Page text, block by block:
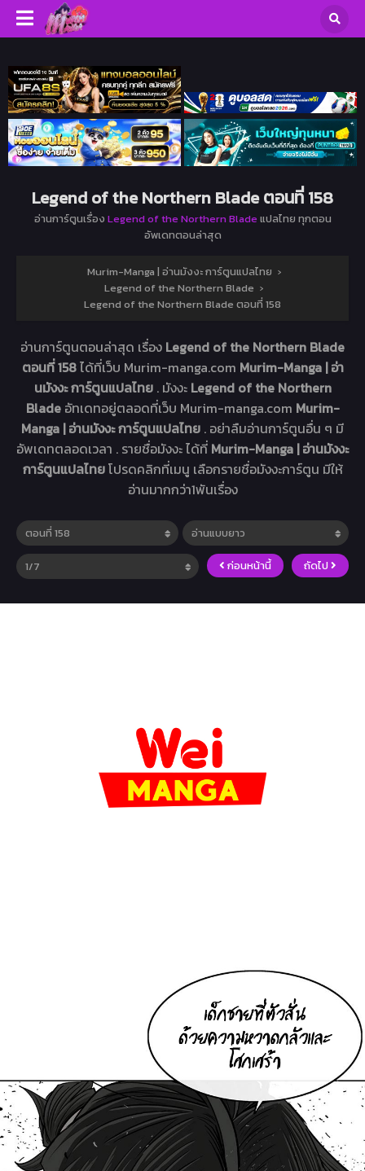
Legend of the Northern Blade ตอนที่ 158
อ่านการ์ตูนเรื่อง Legend of the Northern Blade แปลไทย ทุกตอน
อัพเดทตอนล่าสุด
Murim-Manga | อ่านมังงะ การ์ตูนแปลไทย ›
Legend of the Northern Blade ›
Legend of the Northern Blade ตอนที่ 158
อ่านการ์ตูนตอนล่าสุด เรื่อง Legend of the Northern Blade
ตอนที่ 158ได้ที่เว็บ Murim-manga.com Murim-Manga | อ่า
นมังงะ การ์ตูนแปลไทย . มังงะ Legend of the Northern
Blade อัทเดทอยู่ตลอดที่เว็บ Murim-manga.com Murim-
Manga | อ่านมังงะ การ์ตูนแปลไทย . อย่าลืมอ่านการ์ตูนอื่น ๆ มี
อัพเดทตลอดเวลา . รายชื่อมังงะ ได้ที่ Murim-Manga | อ่านมังงะ
การ์ตูนแปลไทยโปรดคลิกที่เมนู เลือกรายชื่อมังงะการ์ตูน มีให้
อ่านมากกว่า1พันเรื่อง
ก่อนหน้านี้ ถัดไป